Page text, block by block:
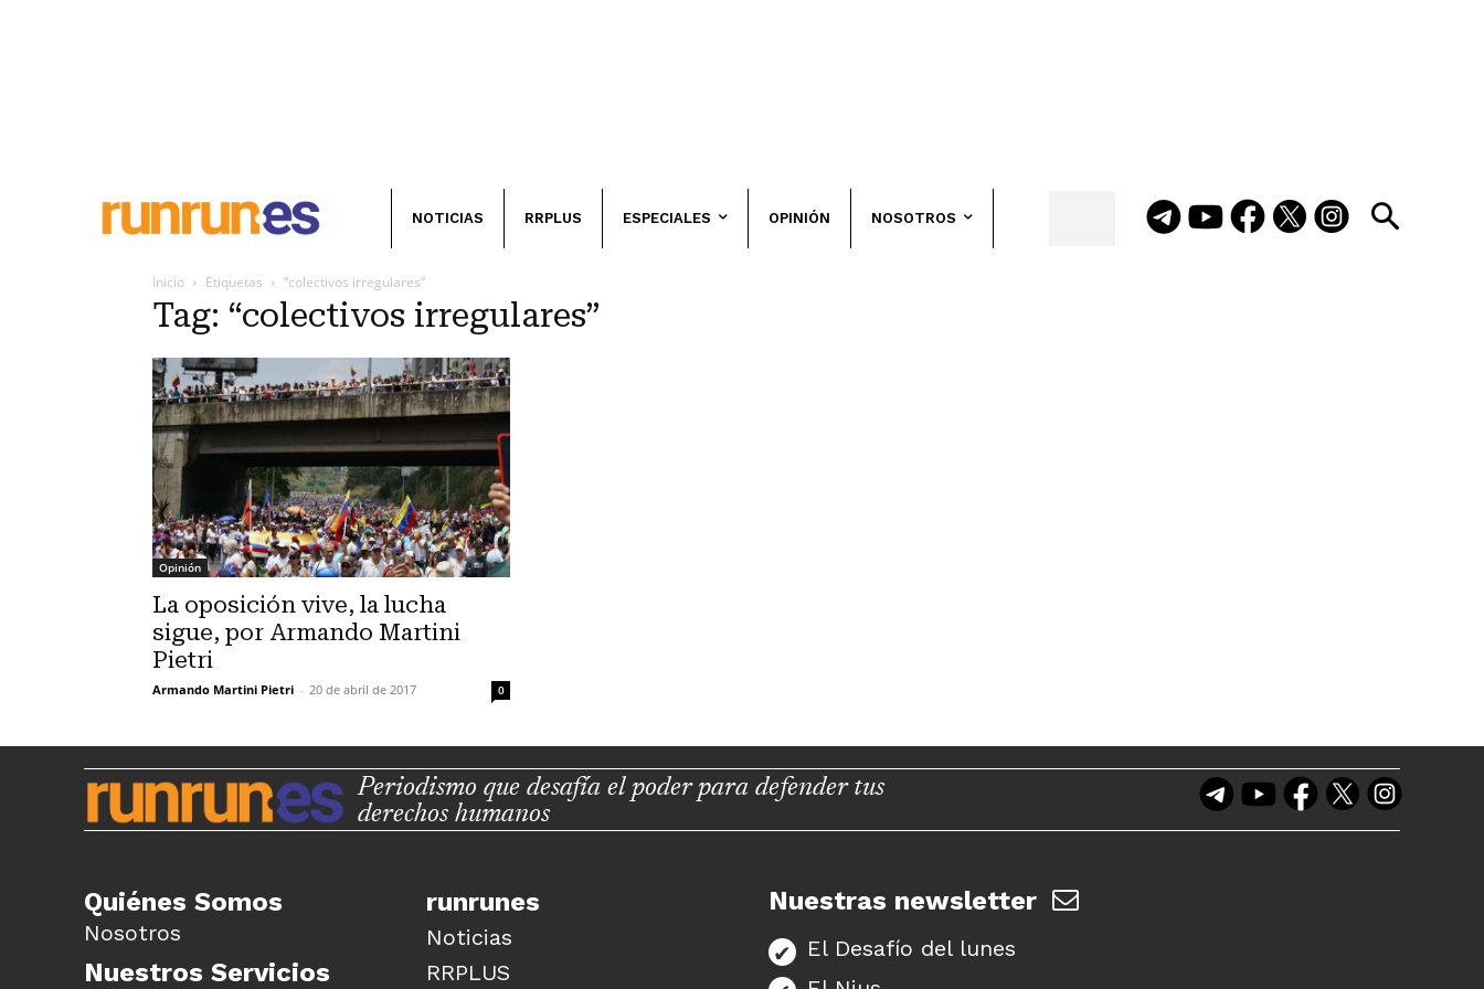
NOTICIAS RRPLUS ESPECIALES OPINIÓN NOSOTROS
Inicio Etiquetas “colectivos irregulares”
Tag: “colectivos irregulares”
Opinión
La oposición vive, la lucha
sigue, por Armando Martini
Pietri
Armando Martini Pietri - 20 de abril de 2017 0
Periodismo que desafía el poder para defender tus
derechos humanos
Quiénes Somos
Nosotros
Nuestros Servicios
runrunes
Noticias
RRPLUS
Nuestras newsletter
El Desafío del lunes